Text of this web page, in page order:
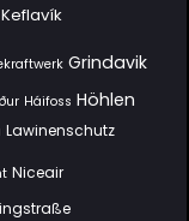
Grindavik
Háifoss Höhlen
Lawinenschutz
Niceair